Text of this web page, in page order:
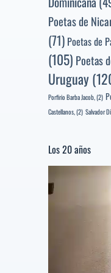
Poetas de
(71) Poetas de
(105) Poetas
Uruguay
Porfirio Barba Jacob,(2)
Castellanos,(2) Salvador
Los 20 años
de